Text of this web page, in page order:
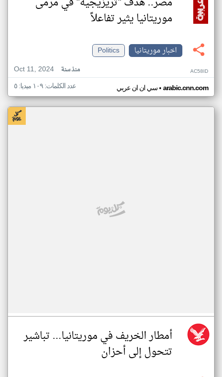
موريتانيا يثير تفاعلاً
اخبار موريتانيا
Politics
Oct 11, 2024
منذ سنة AC58ID
سي ان ان عربي• arabic.cnn.com عدد الكلمات: ١٠٩ ميديا: ٥
أمطار الخريف في موريتانيا... تباشير
تتحول إلى أحزان